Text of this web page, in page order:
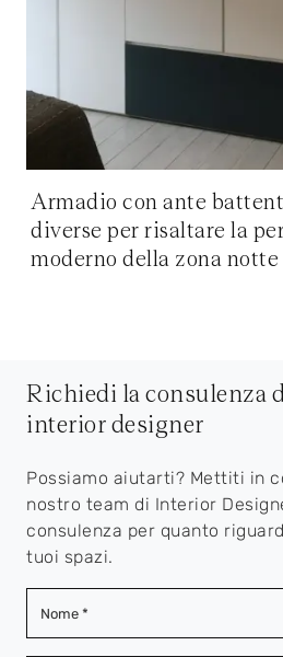
Armadio con ante
diverse per risaltare la
moderno della zona notte
Richiedi la consulenza
interior designer
Possiamo aiutarti? Mettiti in
nostro team di Interior
consulenza per quanto
tuoi spazi.